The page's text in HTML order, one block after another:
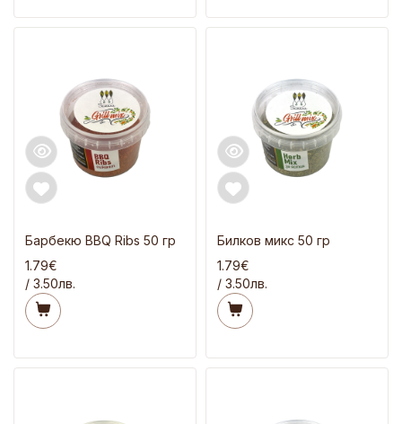
Барбекю BBQ Ribs 50 гр
1.79€
/ 3.50лв.
Билков микс 50 гр
1.79€
/ 3.50лв.